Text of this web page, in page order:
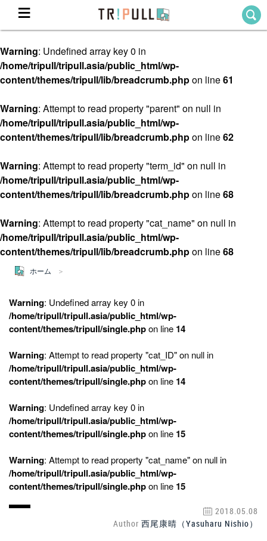
ホーム
Theme
テーマから探す
TRIPULLブログ
About
私たちについて
Warning: Undefined array key 0 in
/home/tripull/tripull.asia/public_html/wp-
content/themes/tripull/lib/breadcrumb.phpon line61
Warning: Attempt to read property "parent" on null in
/home/tripull/tripull.asia/public_html/wp-
content/themes/tripull/lib/breadcrumb.phpon line62
Warning: Attempt to read property "term_id" on null in
/home/tripull/tripull.asia/public_html/wp-
content/themes/tripull/lib/breadcrumb.phpon line68
Warning: Attempt to read property "cat_name" on null in
/home/tripull/tripull.asia/public_html/wp-
content/themes/tripull/lib/breadcrumb.phpon line68
ホーム
Warning: Undefined array key 0 in
/home/tripull/tripull.asia/public_html/wp-
content/themes/tripull/single.phpon line 14
Warning: Attempt to read property "cat_ID" on null in
/home/tripull/tripull.asia/public_html/wp-
content/themes/tripull/single.phpon line 14
Warning: Undefined array key 0 in
/home/tripull/tripull.asia/public_html/wp-
content/themes/tripull/single.phpon line 15
Warning: Attempt to read property "cat_name" on null in
/home/tripull/tripull.asia/public_html/wp-
content/themes/tripull/single.phpon line 15
2018.05.08
Author 西尾康晴（Yasuharu Nishio）